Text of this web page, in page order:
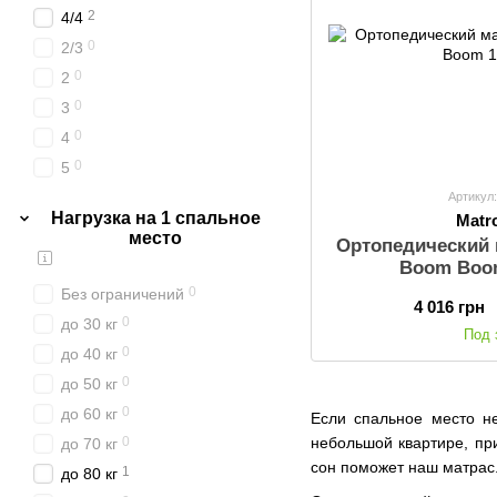
Если спальное место
небольшой квартире,
сон поможет наш матрас.
Ортопедический
Boom
4 016 грн
Под
4/4 2
2/3 0
2 0
3 0
4 0
5 0
2/4 0
3/2
0
0
2
0
0
0
Нагрузка на 1 спальное
место
Без ограничений 0
до 30 кг 0
до 40 кг 0
до 50 кг 0
до 60 кг 0
до 70 кг 0
до 80 кг 1